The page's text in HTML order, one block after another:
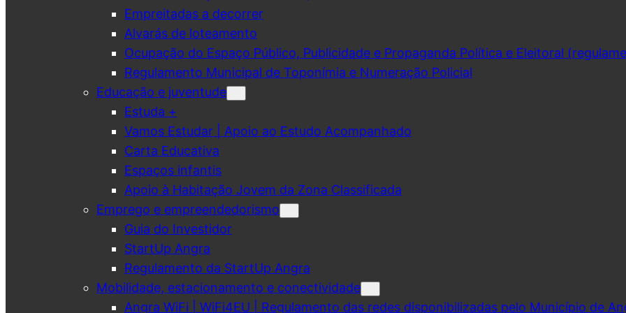
Empreitadas a decorrer
Alvarás de loteamento
Ocupação do Espaço Público, Publicidade e Propaganda Política e Eleitoral
Regulamento Municipal de Toponímia e Numeração Policial
Educação e juventude
Estuda +
Vamos Estudar | Apoio ao Estudo Acompanhado
Carta Educativa
Espaços infantis
Apoio à Habitação Jovem da Zona Classificada
Emprego e empreendedorismo
Guia do Investidor
StartUp Angra
Regulamento da StartUp Angra
Mobilidade, estacionamento e conectividade
Angra WiFi | WiFi4EU | Regulamento das redes disponibilizadas pelo Município de